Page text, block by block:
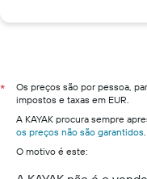
*
Os preços são por pessoa,
impostos e taxas em EUR.
A KAYAK procura sempre
os preços não são garantidos.
O motivo é este: